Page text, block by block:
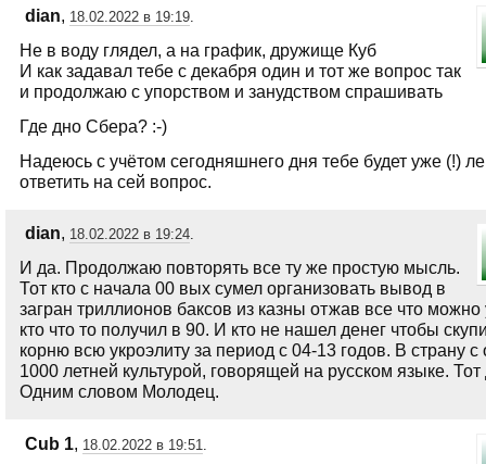
dian, 18.02.2022 в 19:19.
Не в воду глядел, а на график, дружище Куб
И как задавал тебе с декабря один и тот же вопрос так
и продолжаю с упорством и занудством спрашивать
Где дно Сбера? :-)
Надеюсь с учётом сегодняшнего дня тебе будет уже (!)
ответить на сей вопрос.
dian, 18.02.2022 в 19:24.
И да. Продолжаю повторять все ту же простую мысль.
Тот кто с начала 00 вых сумел организовать вывод в
загран триллионов баксов из казны отжав все что можно
кто что то получил в 90. И кто не нашел денег чтобы
корню всю укроэлиту за период с 04-13 годов. В страну
1000 летней культурой, говорящей на русском языке.
Одним словом Молодец.
Сub 1, 18.02.2022 в 19:51